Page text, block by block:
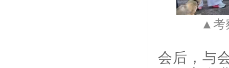
▲考
会后，与